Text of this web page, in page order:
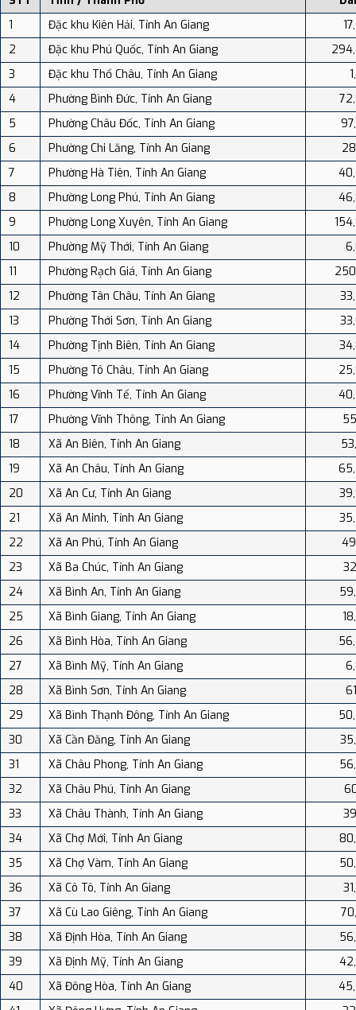
1
Đặc khu Kiên Hải, Tỉnh An Giang
2
Đặc khu Phú Quốc, Tỉnh An Giang
3
Đặc khu Thổ Châu, Tỉnh An Giang
4
Phường Bình Đức, Tỉnh An Giang
5
Phường Châu Đốc, Tỉnh An Giang
6
Phường Chi Lăng, Tỉnh An Giang
7
Phường Hà Tiên, Tỉnh An Giang
8
Phường Long Phú, Tỉnh An Giang
9
Phường Long Xuyên, Tỉnh An Giang
10
Phường Mỹ Thới, Tỉnh An Giang
11
Phường Rạch Giá, Tỉnh An Giang
12
Phường Tân Châu, Tỉnh An Giang
13
Phường Thới Sơn, Tỉnh An Giang
14
Phường Tịnh Biên, Tỉnh An Giang
15
Phường Tô Châu, Tỉnh An Giang
16
Phường Vĩnh Tế, Tỉnh An Giang
17
Phường Vĩnh Thông, Tỉnh An Giang
18
Xã An Biên, Tỉnh An Giang
19
Xã An Châu, Tỉnh An Giang
20
Xã An Cư, Tỉnh An Giang
21
Xã An Minh, Tỉnh An Giang
22
Xã An Phú, Tỉnh An Giang
23
Xã Ba Chúc, Tỉnh An Giang
24
Xã Bình An, Tỉnh An Giang
25
Xã Bình Giang, Tỉnh An Giang
26
Xã Bình Hòa, Tỉnh An Giang
27
Xã Bình Mỹ, Tỉnh An Giang
28
Xã Bình Sơn, Tỉnh An Giang
29
Xã Bình Thạnh Đông, Tỉnh An Giang
30
Xã Cần Đăng, Tỉnh An Giang
31
Xã Châu Phong, Tỉnh An Giang
32
Xã Châu Phú, Tỉnh An Giang
33
Xã Châu Thành, Tỉnh An Giang
34
Xã Chợ Mới, Tỉnh An Giang
35
Xã Chợ Vàm, Tỉnh An Giang
36
Xã Cô Tô, Tỉnh An Giang
37
Xã Cù Lao Giêng, Tỉnh An Giang
38
Xã Định Hòa, Tỉnh An Giang
39
Xã Định Mỹ, Tỉnh An Giang
40
Xã Đông Hòa, Tỉnh An Giang